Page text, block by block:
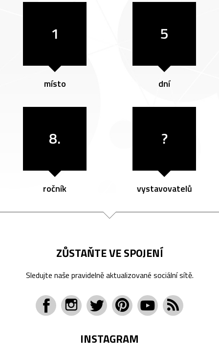
1
místo
5
dní
8.
ročník
?
vystavovatelů
ZŮSTAŇTE VE SPOJENÍ
Sledujte naše pravidelně aktualizované sociální sítě.
INSTAGRAM